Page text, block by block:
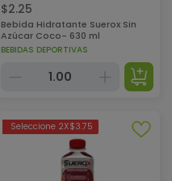
$2.25
Bebida Hidratante Suerox Sin
Azúcar Coco- 630 ml
BEBIDAS DEPORTIVAS
Seleccione 2X$3.75